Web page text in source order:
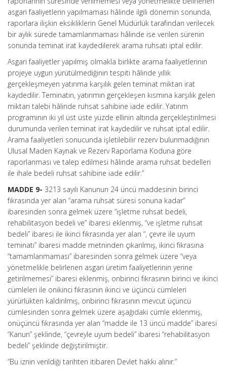
asgari faaliyetlerin yapılmaması hâlinde ilgili dönemin sonunda,
raporlara ilişkin eksikliklerin Genel Müdürlük tarafından verilecek
bir aylık sürede tamamlanmaması hâlinde ise verilen sürenin
sonunda teminat irat kaydedilerek arama ruhsatı iptal edilir.
Asgari faaliyetler yapılmış olmakla birlikte arama faaliyetlerinin
projeye uygun yürütülmediğinin tespiti hâlinde yıllık
gerçekleşmeyen yatırıma karşılık gelen teminat miktarı irat
kaydedilir. Teminatın, yatırımın gerçekleşen kısmına karşılık gelen
miktarı talebi hâlinde ruhsat sahibine iade edilir. Yatırım
programının iki yıl üst üste yüzde ellinin altında gerçekleştirilmesi
durumunda verilen teminat irat kaydedilir ve ruhsat iptal edilir.
Arama faaliyetleri sonucunda işletilebilir rezerv bulunmadığının
Ulusal Maden Kaynak ve Rezerv Raporlama Koduna göre
raporlanması ve talep edilmesi hâlinde arama ruhsat bedelleri
ile ihale bedeli ruhsat sahibine iade edilir.”
MADDE 9- 3213 sayılı Kanunun 24 üncü maddesinin birinci
fıkrasında yer alan “arama ruhsat süresi sonuna kadar”
ibaresinden sonra gelmek üzere “işletme ruhsat bedeli,
rehabilitasyon bedeli ve” ibaresi eklenmiş, “ve işletme ruhsat
bedeli” ibaresi ile ikinci fıkrasında yer alan “, çevre ile uyum
teminatı” ibaresi madde metninden çıkarılmış, ikinci fıkrasına
“tamamlanmaması” ibaresinden sonra gelmek üzere “veya
yönetmelikle belirlenen asgari üretim faaliyetlerinin yerine
getirilmemesi” ibaresi eklenmiş, onbirinci fıkrasının birinci ve ikinci
cümleleri ile onikinci fıkrasının ikinci ve üçüncü cümleleri
yürürlükten kaldırılmış, onbirinci fıkrasının mevcut üçüncü
cümlesinden sonra gelmek üzere aşağıdaki cümle eklenmiş,
onüçüncü fıkrasında yer alan “madde ile 13 üncü madde” ibaresi
“Kanun” şeklinde, “çevreyle uyum bedeli” ibaresi “rehabilitasyon
bedeli” şeklinde değiştirilmiştir.
“Bu iznin verildiği tarihten itibaren Devlet hakkı alınır.”